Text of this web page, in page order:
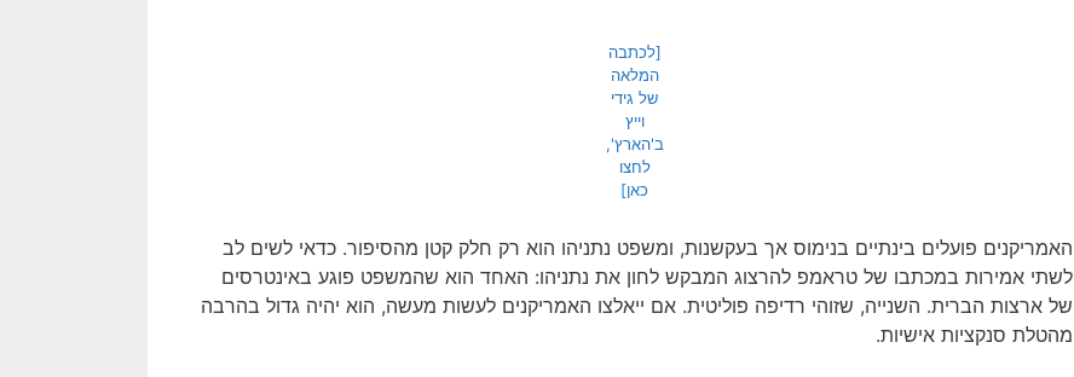
[לכתבה
המלאה
של גידי
וייץ
ב'הארץ',
לחצו
כאן]
האמריקנים פועלים בינתיים בנימוס אך בעקשנות, ומשפט נתניהו הוא רק חלק קטן מהסיפור. כדאי לשים לב
לשתי אמירות במכתבו של טראמפ להרצוג המבקש לחון את נתניהו: האחד הוא שהמשפט פוגע באינטרסים
של ארצות הברית. השנייה, שזוהי רדיפה פוליטית. אם ייאלצו האמריקנים לעשות מעשה, הוא יהיה גדול בהרבה
מהטלת סנקציות אישיות.